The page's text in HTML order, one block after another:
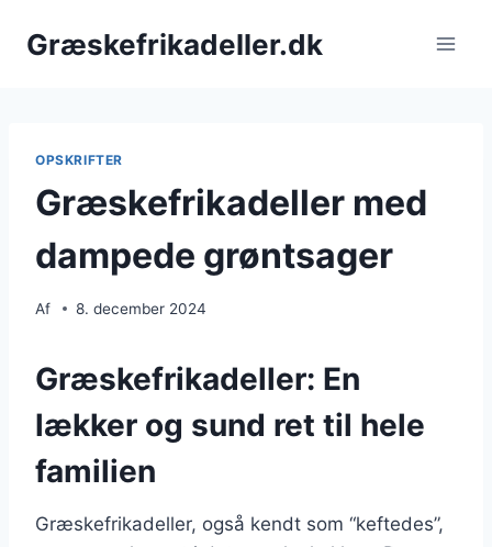
Græskefrikadeller.dk
OPSKRIFTER
Græskefrikadeller med
dampede grøntsager
Af 8. december 2024
Græskefrikadeller: En
lækker og sund ret til hele
familien
Græskefrikadeller, også kendt som “keftedes”,